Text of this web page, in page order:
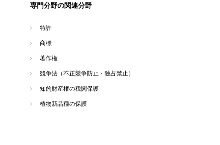
専門分野の関連分野
特許
商標
著作権
競争法（不正競争防止・独占禁止）
知的財産権の税関保護
植物新品種の保護